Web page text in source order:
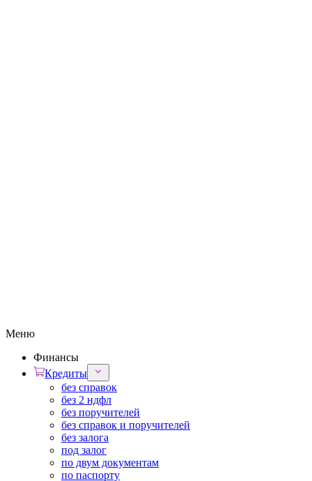
Меню
Финансы
Кредиты
без справок
без 2 ндфл
без поручителей
без справок и поручителей
без залога
под залог
по двум документам
по паспорту